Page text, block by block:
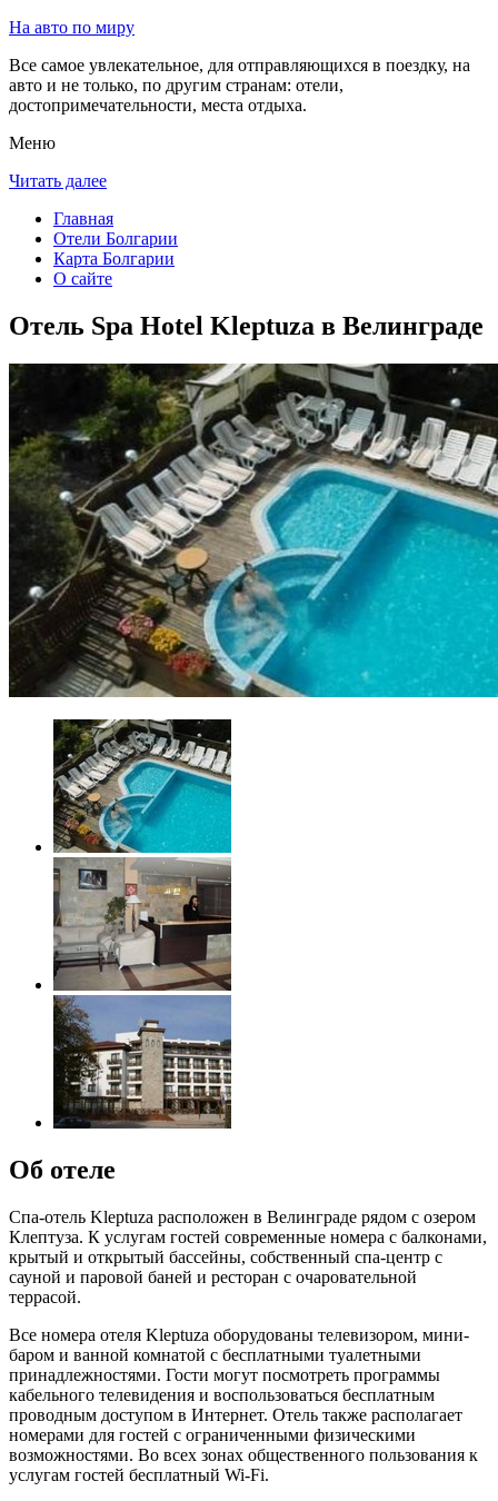
На авто по миру
Все самое увлекательное, для отправляющихся в поездку, на
авто и не только, по другим странам: отели,
достопримечательности, места отдыха.
Меню
Читать далее
Главная
Отели Болгарии
Карта Болгарии
О сайте
Отель Spa Hotel Kleptuza в Велинграде
Об отеле
Спа-отель Kleptuza расположен в Велинграде рядом с озером
Клептуза. К услугам гостей современные номера с балконами,
крытый и открытый бассейны, собственный спа-центр с
сауной и паровой баней и ресторан с очаровательной
террасой.
Все номера отеля Kleptuza оборудованы телевизором, мини-
баром и ванной комнатой с бесплатными туалетными
принадлежностями. Гости могут посмотреть программы
кабельного телевидения и воспользоваться бесплатным
проводным доступом в Интернет. Отель также располагает
номерами для гостей с ограниченными физическими
возможностями. Во всех зонах общественного пользования к
услугам гостей бесплатный Wi-Fi.